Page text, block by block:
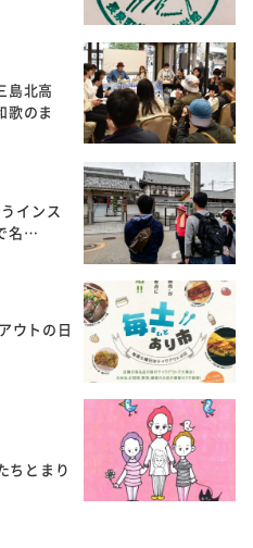
北高
のま
インス
名…
ウトの日
ちとまり